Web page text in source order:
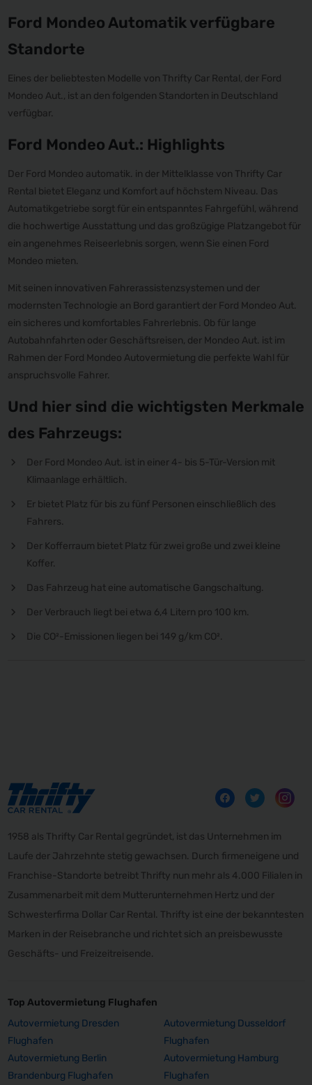
Ford Mondeo Automatik verfügbare
Standorte
Eines der beliebtesten Modelle von Thrifty Car Rental, der Ford
Mondeo Aut., ist an den folgenden Standorten in Deutschland
verfügbar.
Ford Mondeo Aut.: Highlights
Der Ford Mondeo automatik. in der Mittelklasse von Thrifty Car
Rental bietet Eleganz und Komfort auf höchstem Niveau. Das
Automatikgetriebe sorgt für ein entspanntes Fahrgefühl, während
die hochwertige Ausstattung und das großzügige Platzangebot für
ein angenehmes Reiseerlebnis sorgen, wenn Sie einen Ford
Mondeo mieten.
Mit seinen innovativen Fahrerassistenzsystemen und der
modernsten Technologie an Bord garantiert der Ford Mondeo Aut.
ein sicheres und komfortables Fahrerlebnis. Ob für lange
Autobahnfahrten oder Geschäftsreisen, der Mondeo Aut. ist im
Rahmen der Ford Mondeo Autovermietung die perfekte Wahl für
anspruchsvolle Fahrer.
Und hier sind die wichtigsten Merkmale
des Fahrzeugs:
Der Ford Mondeo Aut. ist in einer 4- bis 5-Tür-Version mit
Klimaanlage erhältlich.
Er bietet Platz für bis zu fünf Personen einschließlich des
Fahrers.
Der Kofferraum bietet Platz für zwei große und zwei kleine
Koffer.
Das Fahrzeug hat eine automatische Gangschaltung.
Der Verbrauch liegt bei etwa 6,4 Litern pro 100 km.
Die CO²-Emissionen liegen bei 149 g/km CO².
1958 als Thrifty Car Rental gegründet, ist das Unternehmen im
Laufe der Jahrzehnte stetig gewachsen. Durch firmeneigene und
Franchise-Standorte betreibt Thrifty nun mehr als 4.000 Filialen in
Zusammenarbeit mit dem Mutterunternehmen Hertz und der
Schwesterfirma Dollar Car Rental. Thrifty ist eine der bekanntesten
Marken in der Reisebranche und richtet sich an preisbewusste
Geschäfts- und Freizeitreisende.
Top Autovermietung Flughafen
Autovermietung Dresden
Flughafen
Autovermietung Dusseldorf
Flughafen
Autovermietung Berlin
Brandenburg Flughafen
Autovermietung Hamburg
Flughafen